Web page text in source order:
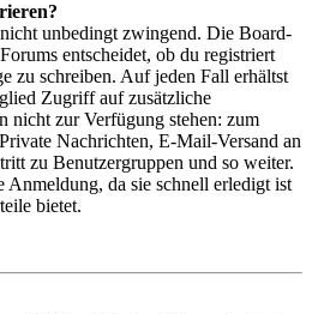
unbedingt zwingend. Die Board-
entscheidet, ob du registriert
zu schreiben. Auf jeden Fall erhältst
Zugriff auf zusätzliche
nicht zur Verfügung stehen: zum
Nachrichten, E-Mail-Versand an
zu Benutzergruppen und so weiter.
Anmeldung, da sie schnell erledigt ist
bietet.